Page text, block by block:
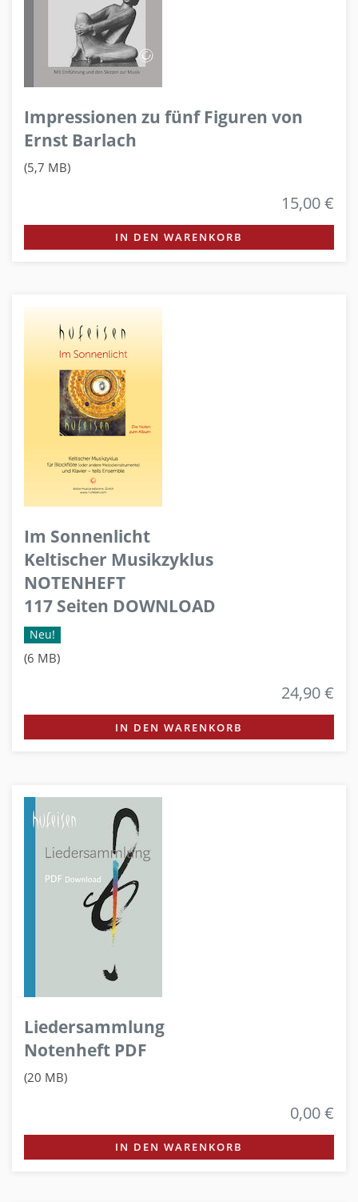
Impressionen zu fünf Figuren von
Ernst Barlach
(5,7 MB)
15,00 €
IN DEN WARENKORB
Im Sonnenlicht
Keltischer Musikzyklus
NOTENHEFT
117 Seiten DOWNLOAD
Neu!
(6 MB)
24,90 €
IN DEN WARENKORB
Liedersammlung
Notenheft PDF
(20 MB)
0,00 €
IN DEN WARENKORB